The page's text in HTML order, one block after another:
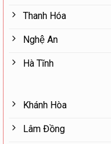
Thanh Hóa
Nghệ An
Hà Tĩnh
Khánh Hòa
Lâm Đồng